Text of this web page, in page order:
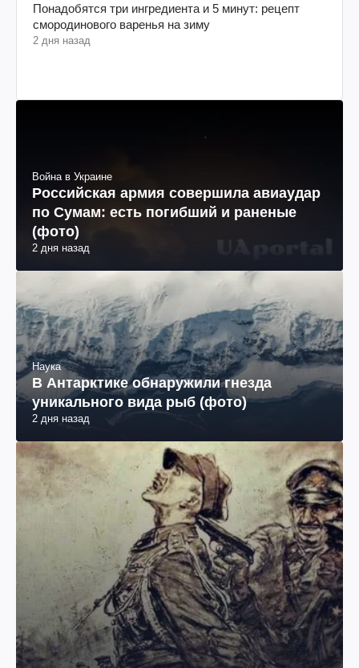
Понадобятся три ингредиента и 5 минут: рецепт
смородинового варенья на зиму
2 дня назад
Война в Украине
Российская армия совершила авиаудар
по Сумам: есть погибший и раненые
(фото)
2 дня назад
Наука
В Антарктике обнаружили гнезда
уникального вида рыб (фото)
2 дня назад